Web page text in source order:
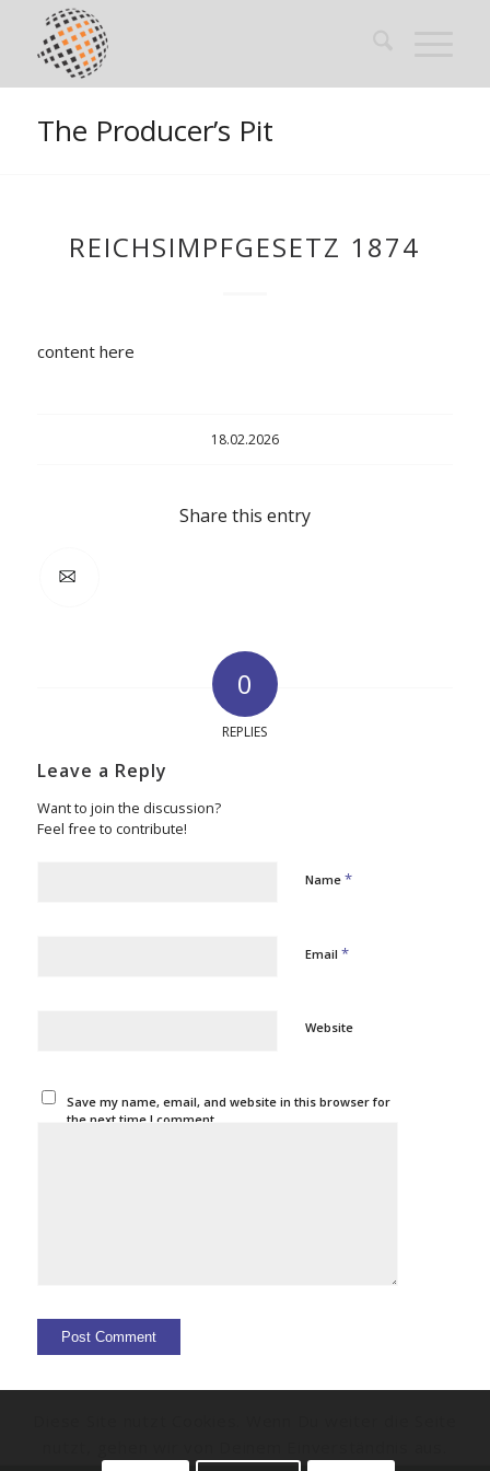
The Producer’s Pit
REICHSIMPFGESETZ 1874
content here
18.02.2026
Share this entry
0
REPLIES
Leave a Reply
Want to join the discussion?
Feel free to contribute!
Name *
Email *
Website
Save my name, email, and website in this browser for
the next time I comment.